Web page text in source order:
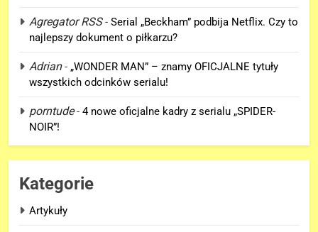
Agregator RSS- Serial „Beckham” podbija Netflix. Czy to
najlepszy dokument o piłkarzu?
Adrian- „WONDER MAN” – znamy OFICJALNE tytuły
wszystkich odcinków serialu!
porntude- 4 nowe oficjalne kadry z serialu „SPIDER-
NOIR”!
Kategorie
Artykuły
NEW DAY” i… potwierdził swój
powrót!
FILMY
6
TA figurka LEGO
jest warta tysiące dolarów!
7